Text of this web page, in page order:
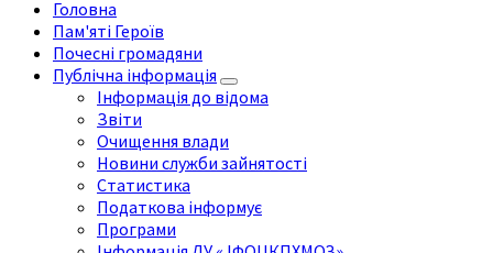
Головна
Пам'яті Героїв
Почесні громадяни
Публічна інформація
Інформація до відома
Звіти
Очищення влади
Новини служби зайнятості
Статистика
Податкова інформує
Програми